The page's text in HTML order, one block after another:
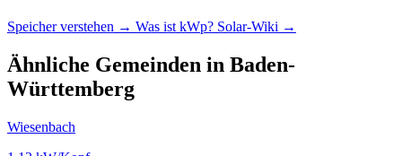
Speicher verstehen → Was ist kWp? Solar-Wiki →
Ähnliche Gemeinden in Baden-
Württemberg
Wiesenbach